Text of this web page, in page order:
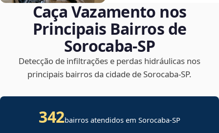
Caça Vazamento nos
Principais Bairros de
Sorocaba‑SP
Detecção de infiltrações e perdas hidráulicas nos
principais bairros da cidade de Sorocaba‑SP.
342bairros atendidos em Sorocaba-SP